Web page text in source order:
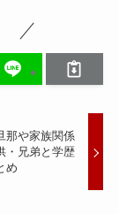
那や家族関係
・兄弟と学歴
め